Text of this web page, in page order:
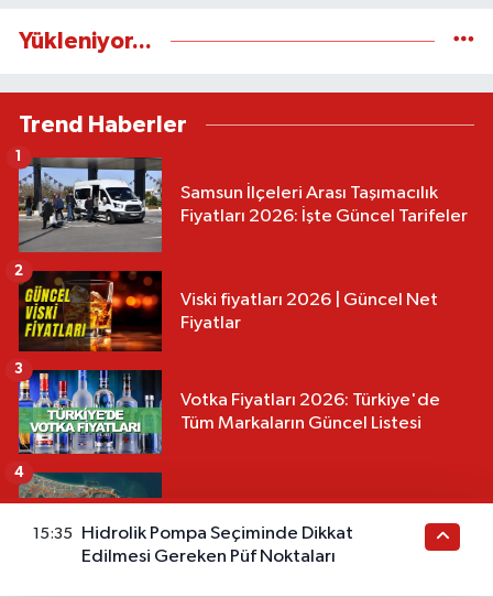
Yükleniyor...
Trend Haberler
Samsun İlçeleri Arası Taşımacılık
Fiyatları 2026: İşte Güncel Tarifeler
1
Viski fiyatları 2026 | Güncel Net
Fiyatlar
2
Votka Fiyatları 2026: Türkiye'de
Tüm Markaların Güncel Listesi
3
Samsun 13 Numaralı Otobüs
Güzergahı ve Sefer Saatleri 2026
4
15:35
Hidrolik Pompa Seçiminde Dikkat
Edilmesi Gereken Püf Noktaları